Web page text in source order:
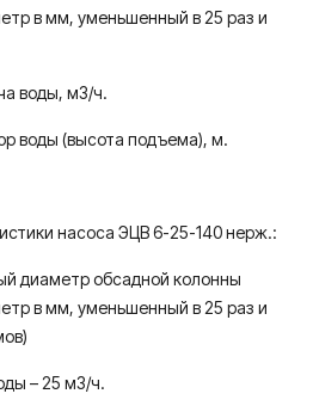
в мм, уменьшенный в 25 раз и
воды, м3/ч.
воды (высота подъема), м.
насоса ЭЦВ 6-25-140 нерж.:
диаметр обсадной колонны
в мм, уменьшенный в 25 раз и
– 25 м3/ч.